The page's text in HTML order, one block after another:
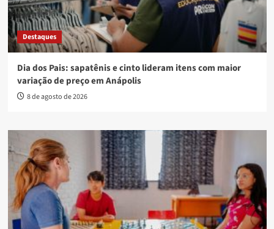
Destaques
Dia dos Pais: sapatênis e cinto lideram itens com maior
variação de preço em Anápolis
8 de agosto de 2026